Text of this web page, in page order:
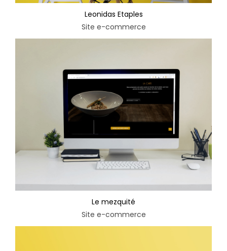
Leonidas Etaples
Site e-commerce
Le mezquité
Site e-commerce